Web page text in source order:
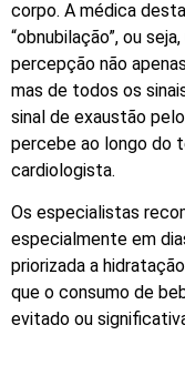
corpo. A médica
“obnubilação”, ou
percepção não
mas de todos os
sinal de exaustão
percebe ao longo do
cardiologista.
Os especialistas
especialmente em
priorizada a
que o consumo de
evitado ou